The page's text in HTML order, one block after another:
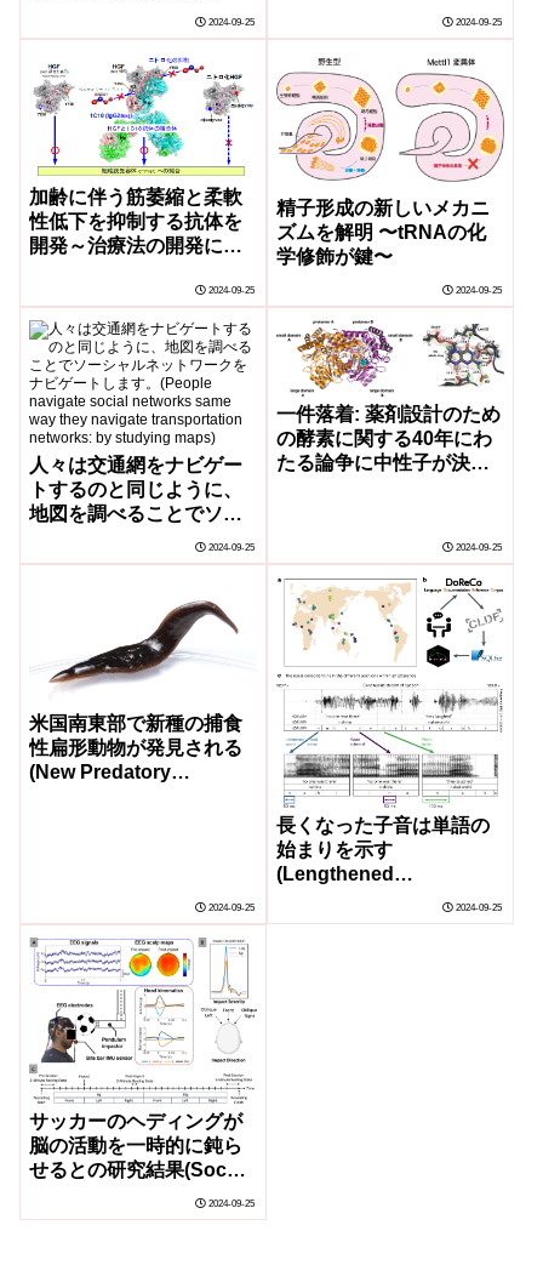
～
2024-09-25 2024-09-25
加齢に伴う筋萎縮と柔軟
性低下を抑制する抗体を
開発～治療法の開発によ
2024-09-25
精子形成の新しいメカニ
ズムを解明 〜tRNAの化
学修飾が鍵〜
2024-09-25
人々は交通網をナビゲー
トするのと同じように、
地図を調べることでソー
シャルネットワークをナ
ビゲートします。(People
networks same way they
navigate transportation
networks: by studying
maps)
2024-09-25
一件落着: 薬剤設計のため
の酵素に関する40年にわ
たる論争に中性子が決着
drug design)
2024-09-25
米国南東部で新種の捕食
性扁形動物が発見される
(New Predatory
2024-09-25
長くなった子音は単語の
始まりを示す
(Lengthened
consonants mark the
beginning of words)
2024-09-25
サッカーのヘディングが
脳の活動を一時的に鈍ら
せるとの研究結果(Soccer
headers briefly slow
brain activity, study
2024-09-25